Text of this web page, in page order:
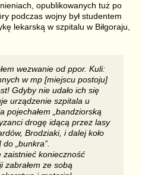
opublikowanych tuż po
podczas wojny był studentem
lekarską w szpitalu w Biłgoraju,
wezwanie od ppor. Kuli:
w mp [miejscu postoju]
Gdyby nie udało ich się
urządzenie szpitala u
pojechałem „bandziorską
drogę idącą przez lasy
Brodziaki, i dalej koło
„bunkra”.
zaistnieć konieczność
zabrałem ze sobą